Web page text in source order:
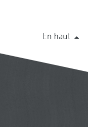
En haut